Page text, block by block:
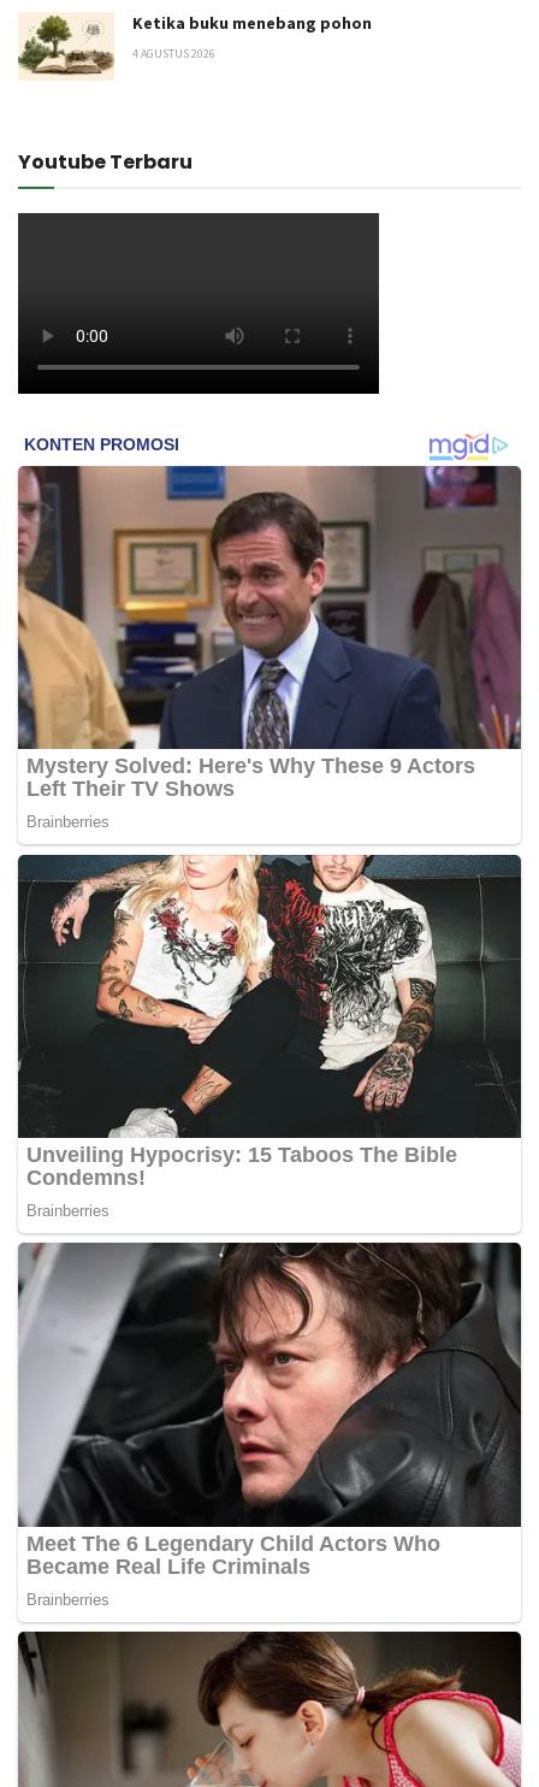
Ketika buku menebang pohon
4 AGUSTUS 2026
Youtube Terbaru